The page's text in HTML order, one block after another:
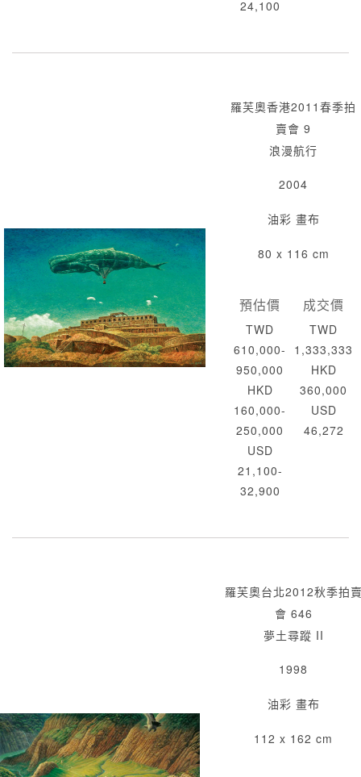
24,100
羅芙奧香港2011春季拍
賣會 9
浪漫航行
2004
油彩 畫布
80 x 116 cm
預估價
TWD
610,000-
950,000
HKD
160,000-
250,000
USD
21,100-
32,900
成交價
TWD
1,333,333
HKD
360,000
USD
46,272
羅芙奧台北2012秋季拍
會 646
夢土尋蹤 II
1998
油彩 畫布
112 x 162 cm